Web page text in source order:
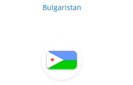
Bulgaristan